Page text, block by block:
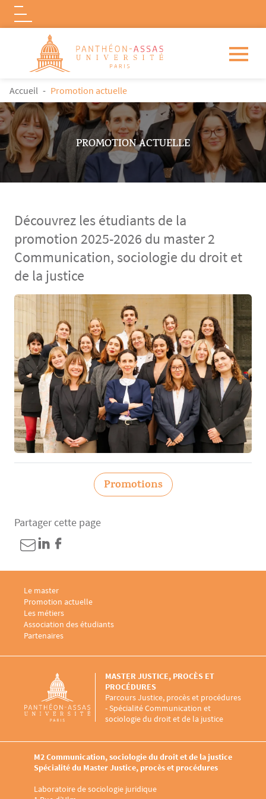
Aller au contenu principal
Logo
FIL D'ARIANE
Accueil Promotion actuelle
PROMOTION ACTUELLE
Découvrez les étudiants de la
promotion 2025-2026 du master 2
Communication, sociologie du droit et
de la justice
Contenu
Promotions
Partager cette page
Menu footer M2 Communication, sociologie du droit et de la justice 1
Le master
Menu footer M2 Communication, sociologie du droit et de la justice 2
Promotion actuelle
Menu footer M2 Communication, sociologie du droit et de la justice 3
Les métiers
Menu footer M2 Communication, sociologie du droit et de la justice 4
Association des étudiants
Menu footer M2 Communication, sociologie du droit et de la justice 5
Partenaires
Parcours Justice, procès et procédures
- Spécialité Communication et
sociologie du droit et de la justice
MASTER JUSTICE, PROCÈS ET
PROCÉDURES
M2 Communication, sociologie du droit et de la justice
Spécialité du Master Justice, procès et procédures
Laboratoire de sociologie juridique